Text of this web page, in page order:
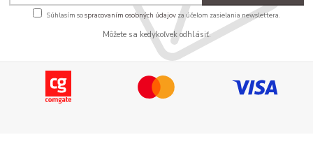
Súhlasím sospracovaním osobných údajov za účelom zasielania newslettera.
Môžete sa kedykoľvek odhlásiť.